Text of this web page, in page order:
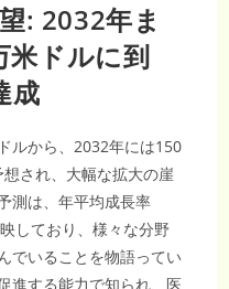
: 2032年ま
米ドルに到
成
ルから、2032年には150
され、大幅な拡大の崖
測は、年平均成長率
しており、様々な分野
でいることを物語ってい
進する能力で知られ、医